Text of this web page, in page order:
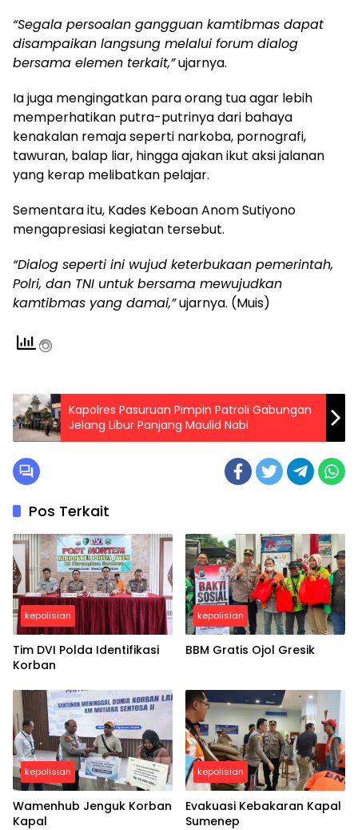
“Segala persoalan gangguan kamtibmas dapat
disampaikan langsung melalui forum dialog
bersama elemen terkait,”ujarnya.
Ia juga mengingatkan para orang tua agar lebih
memperhatikan putra-putrinya dari bahaya
kenakalan remaja seperti narkoba, pornografi,
tawuran, balap liar, hingga ajakan ikut aksi jalanan
yang kerap melibatkan pelajar.
Sementara itu, Kades Keboan Anom Sutiyono
mengapresiasi kegiatan tersebut.
“Dialog seperti ini wujud keterbukaan pemerintah,
Polri, dan TNI untuk bersama mewujudkan
kamtibmas yang damai,”ujarnya. (Muis)
Kapolres Pasuruan Pimpin Patroli Gabungan
Jelang Libur Panjang Maulid Nabi
Pos Terkait
kepolisian
Tim DVI Polda Identifikasi
Korban
kepolisian
BBM Gratis Ojol Gresik
kepolisian
Wamenhub Jenguk Korban
Kapal
kepolisian
Evakuasi Kebakaran Kapal
Sumenep